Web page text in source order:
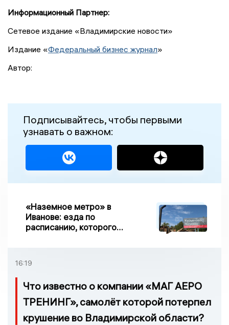
Информационный Партнер:
Сетевое издание «Владимирские новости»
Издание «Федеральный бизнес журнал»
Автор:
Подписывайтесь, чтобы первыми
узнавать о важном:
«Наземное метро» в
Иванове: езда по
расписанию, которого
16:19
Что известно о компании «МАГ АЕРО
ТРЕНИНГ», самолёт которой потерпел
крушение во Владимирской области?